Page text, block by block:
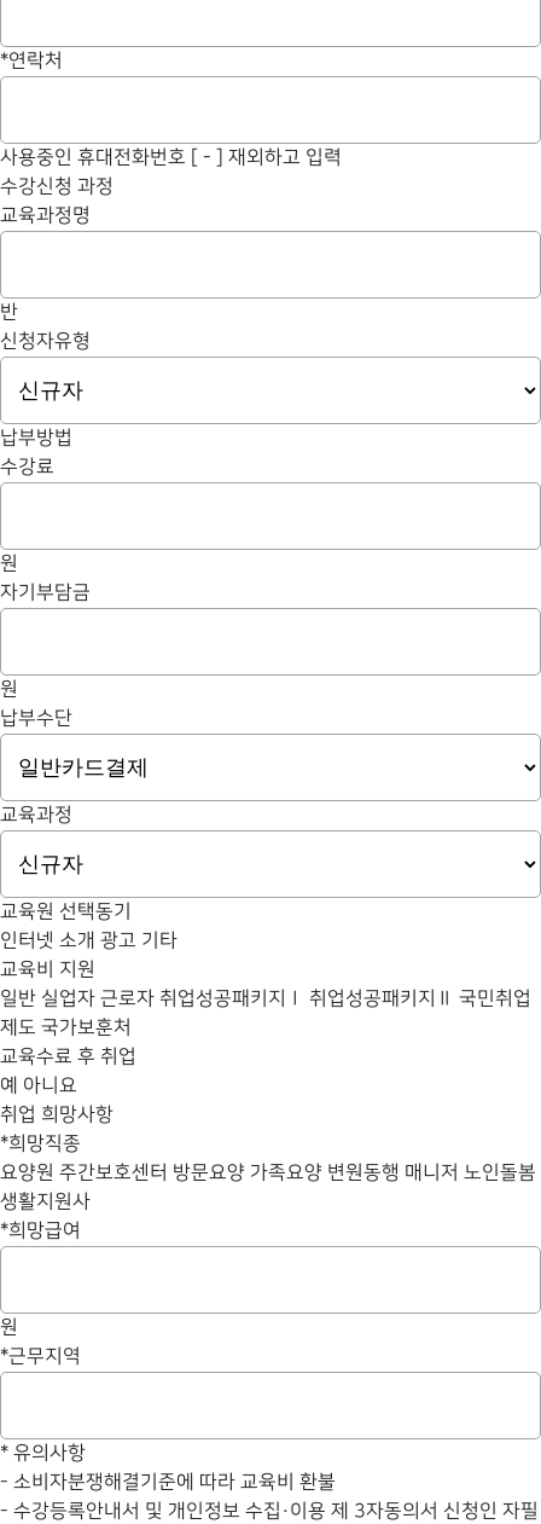
*연락처
사용중인 휴대전화번호 [ - ] 재외하고 입력
수강신청 과정
교육과정명
반
신청자유형
납부방법
수강료
원
자기부담금
원
납부수단
교육과정
교육원 선택동기
인터넷 소개 광고 기타
교육비 지원
일반 실업자 근로자 취업성공패키지Ⅰ 취업성공패키지Ⅱ
국민취업
제도 국가보훈처
교육수료 후 취업
예 아니요
취업 희망사항
*희망직종
요양원 주간보호센터 방문요양 가족요양 변원동행 매니저 노인돌봄
생활지원사
*희망급여
원
*근무지역
* 유의사항
- 소비자분쟁해결기준에 따라 교육비 환불
- 수강등록안내서 및 개인정보 수집·이용 제 3자동의서 신청인 자필